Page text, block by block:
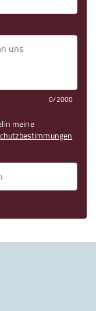
0/2000
meine